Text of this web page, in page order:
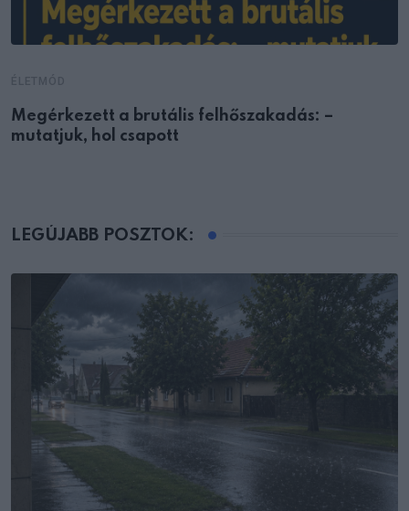
Megérkezett a brutális felhőszakadás: –
mutatjuk, hol csapott
LEGÚJABB POSZTOK: